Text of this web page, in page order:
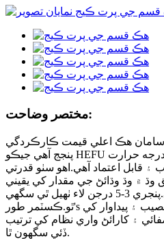
مختصر وضاحت:
هڪ اعلي قيمت ڪارڪردگي
پنجج آهي جيڪو HEFU پاران ٺهيل آهي جيڪو اعلي درجه حرارت
۽ قابل اعتماد آهي.اهو سٺو قدرتي
وڌ ۾ وڌ وڌائڻ جي مقدار کي يقيني
بڻائڻ لاء سٺو انتخاب آهي.پنجري 3-5 درجن لاء ٺهيل ٿي سگهي
ٿو.ڪسٽمر طور's جي گهرج، اسان سامان جي تنصيب ۽ پيداوار کي
۽ کارائڻ واري نظام کي ترتيب
ڏئي سگھون ٿا.